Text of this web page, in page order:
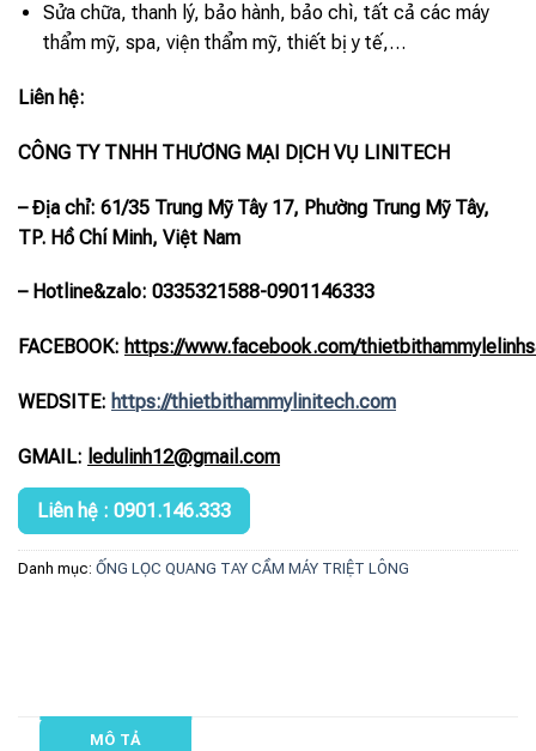
Sửa chữa, thanh lý, bảo hành, bảo chì, tất cả các máy
thẩm mỹ, spa, viện thẩm mỹ, thiết bị y tế,…
Liên hệ:
CÔNG TY TNHH THƯƠNG MẠI DỊCH VỤ LINITECH
– Địa chỉ: 61/35 Trung Mỹ Tây 17, Phường Trung Mỹ Tây,
TP. Hồ Chí Minh, Việt Nam
– Hotline&zalo: 0335321588-0901146333
FACEBOOK: https://www.facebook.com/
WEDSITE: https://thietbithammylinitech.com
GMAIL: ledulinh12@gmail.com
Liên hệ : 0901.146.333
Danh mục: ỐNG LỌC QUANG TAY CẦM MÁY TRIỆT LÔNG
MÔ TẢ